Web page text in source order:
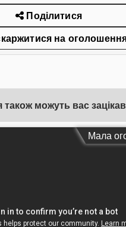
Поділитися
на
можуть вас
Мала